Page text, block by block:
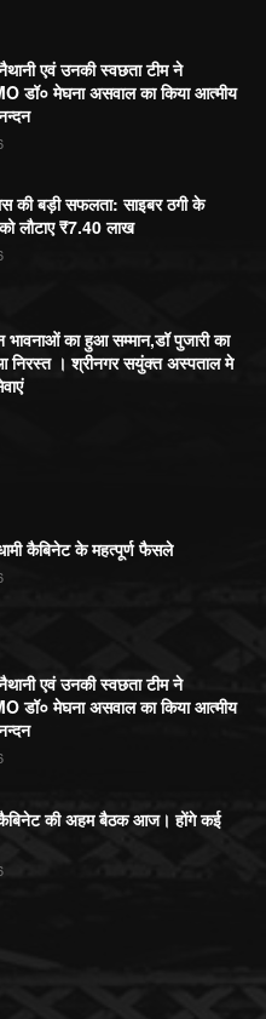
एवं उनकी स्वछता टीम ने
डॉ० मेघना असवाल का किया आत्मीय
की बड़ी सफलता: साइबर ठगी के
लौटाए ₹7.40 लाख
का हुआ सम्मान,डॉ पुजारी का
निरस्त । श्रीनगर सयुंक्त अस्पताल मे
कैबिनेट के महत्पूर्ण फैसले
एवं उनकी स्वछता टीम ने
डॉ० मेघना असवाल का किया आत्मीय
कैबिनेट की अहम बैठक आज। होंगे कई